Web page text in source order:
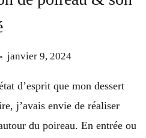
janvier 9, 2024
d’esprit que mon dessert
j’avais envie de réaliser
du poireau. En entrée ou